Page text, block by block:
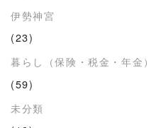
伊勢神宮
(23)
暮らし（保険・税金・年金）
(59)
未分類